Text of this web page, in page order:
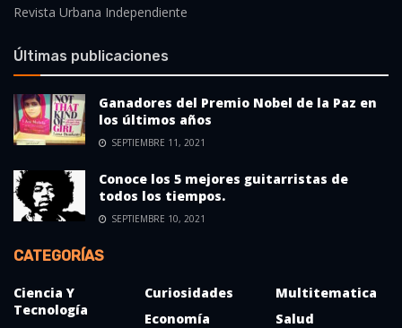
Revista Urbana Independiente
Últimas publicaciones
Ganadores del Premio Nobel de la Paz en
los últimos años
SEPTIEMBRE 11, 2021
Conoce los 5 mejores guitarristas de
todos los tiempos.
SEPTIEMBRE 10, 2021
CATEGORÍAS
Ciencia Y
Tecnología
Curiosidades
Economía
Multitematica
Salud